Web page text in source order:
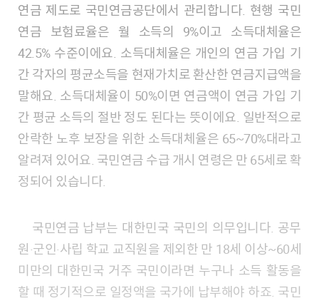
연금 제도로 국민연금공단에서 관리합니다. 현행 국민
연금 보험료율은 월 소득의 9%이고 소득대체율은
42.5% 수준이에요. 소득대체율은 개인의 연금 가입 기
간 각자의 평균소득을 현재가치로 환산한 연금지급액을
말해요. 소득대체율이 50%이면 연금액이 연금 가입 기
간 평균 소득의 절반 정도 된다는 뜻이에요. 일반적으로
안락한 노후 보장을 위한 소득대체율은 65~70%대라고
알려져 있어요. 국민연금 수급 개시 연령은 만 65세로 확
정되어 있습니다.
국민연금 납부는 대한민국 국민의 의무입니다. 공무
원·군인·사립 학교 교직원을 제외한 만 18세 이상~60세
미만의 대한민국 거주 국민이라면 누구나 소득 활동을
할 때 정기적으로 일정액을 국가에 납부해야 하죠. 국민